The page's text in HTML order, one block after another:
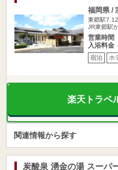
福岡県 /
東郷駅
JR東郷駅
営業時間
入浴料金
宿泊 ホ
楽天トラベ
関連情報から探す
炭酸泉 湧金の湯 スーパ